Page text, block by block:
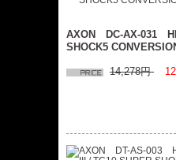
AXON DC-AX-031
SHOCK5
14,278円